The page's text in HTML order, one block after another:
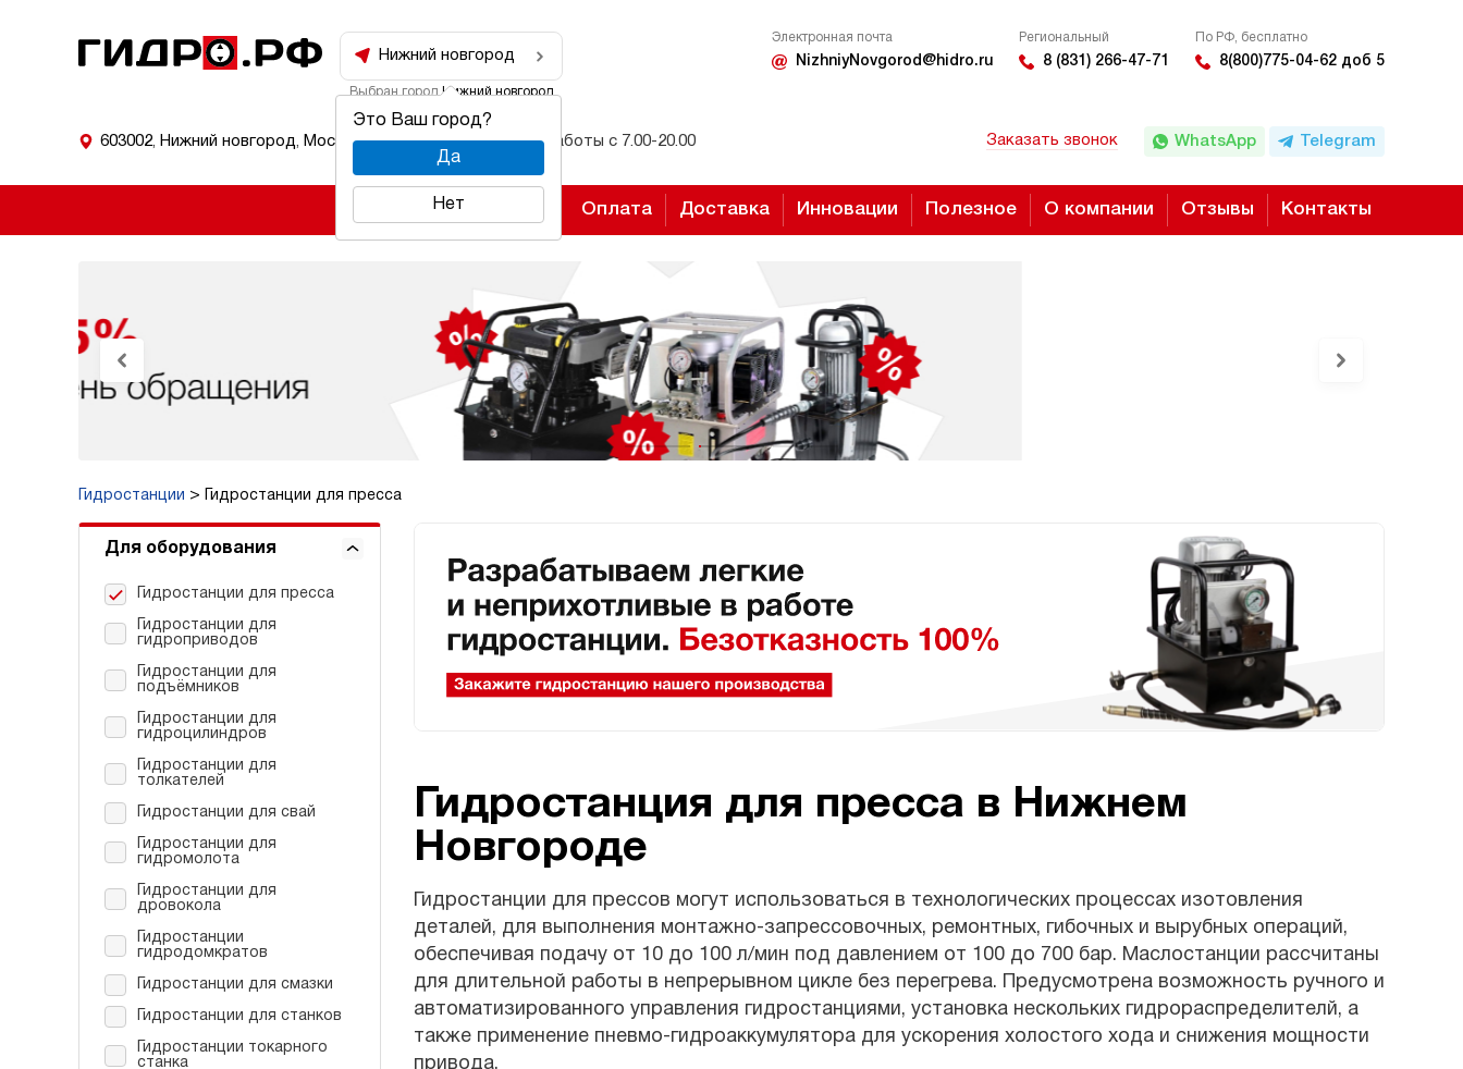
Нижний новгород
Это Ваш город?
Да
Нет
Выбран городНижний новгород
Электронная почта
NizhniyNovgorod@hidro.ru
Региональный
8 (831) 266-47-71
По РФ, бесплатно
8(800)775-04-62 доб 5
603002 Нижний новгород Московское шоссе Режим работы с 7.00-20.00 Заказать звонок WhatsApp Telegram
Оплата Доставка Инновации Полезное О компании Отзывы Контакты
Гидростанции Гидростанции для пресса
Для оборудования
Гидростанции для пресса
Гидростанции для
гидроприводов
Гидростанции для
подъёмников
Гидростанции для
гидроцилиндров
Гидростанции для
толкателей
Гидростанции для свай
Гидростанции для
гидромолота
Гидростанции для
дровокола
Гидростанции
гидродомкратов
Гидростанции для смазки
Гидростанции для станков
Гидростанции токарного
станка
Гидростанция для пресса в Нижнем
Новгороде
Гидростанции для прессов могут использоваться в технологических процессах изотовления
деталей, для выполнения монтажно-запрессовочных, ремонтных, гибочных и вырубных операций,
обеспечивая подачу от 10 до 100 л/мин под давлением от 100 до 700 бар. Маслостанции рассчитаны
для длительной работы в непрерывном цикле без перегрева. Предусмотрена возможность ручного и
автоматизированного управления гидростанциями, установка нескольких гидрораспределителй, а
также применение пневмо-гидроаккумулятора для ускорения холостого хода и снижения мощности
привода.